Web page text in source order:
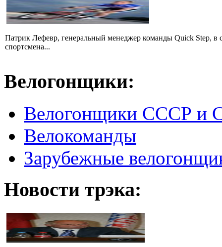
Патрик Лефевр, генеральный менеджер команды Quick Step, в
спортсмена...
Велогонщики:
Велогонщики СССР и
Велокоманды
Зарубежные
Новости трэка: